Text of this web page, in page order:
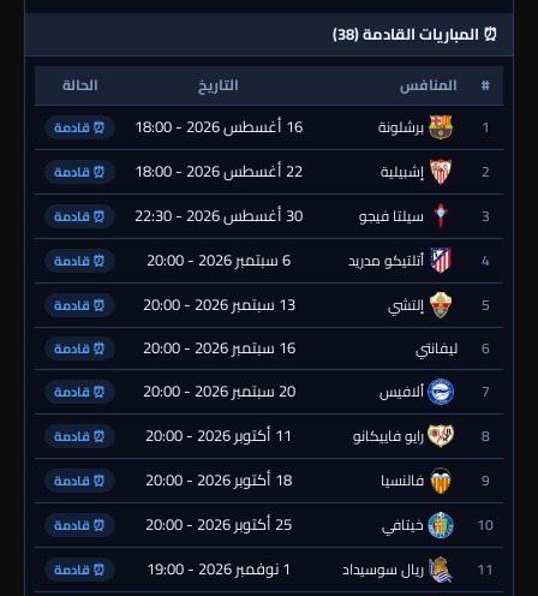
⏰ المباريات القادمة (38)
# المنافس التاريخ
الحالة
1
برشلونة 16 أغسطس 2026 - 18:00 ⏰ قادمة
2 إشبيلية 22 أغسطس 2026 - 18:00 ⏰ قادمة
3 سيلتا فيجو 30 أغسطس 2026 - 22:30 ⏰ قادمة
4 أتلتيكو مدريد 6 سبتمبر 2026 - 20:00 ⏰ قادمة
5 إلتشي 13 سبتمبر 2026 - 20:00 ⏰ قادمة
6 ليفانتي 16 سبتمبر 2026 - 20:00 ⏰ قادمة
7 ألافيس 20 سبتمبر 2026 - 20:00 ⏰ قادمة
8 رايو فاييكانو 11 أكتوبر 2026 - 20:00 ⏰ قادمة
9 فالنسيا 18 أكتوبر 2026 - 20:00 ⏰ قادمة
10 خيتافي 25 أكتوبر 2026 - 20:00 ⏰ قادمة
11 ريال سوسيداد 1 نوفمبر 2026 - 19:00 ⏰ قادمة